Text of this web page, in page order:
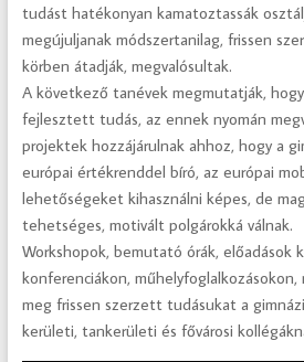
tudást hatékonyan kamatoztassák
megújuljanak módszertanilag, frissen
körben átadják, megvalósultak.
A következő tanévek megmutatják,
fejlesztett tudás, az ennek nyomán
projektek hozzájárulnak ahhoz, hogy a
európai értékrenddel bíró, az európai
lehetőségeket kihasználni képes, de
tehetséges, motivált polgárokká válnak.
Workshopok, bemutató órák, előadások
konferenciákon,
meg frissen szerzett tudásukat a
kerületi, tankerületi és fővárosi